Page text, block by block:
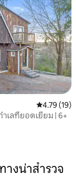
คะแนนเฉลี่
4.79 (19)
เลที่ยอดเยี่ยม | 6+
งน่าสำรวจ